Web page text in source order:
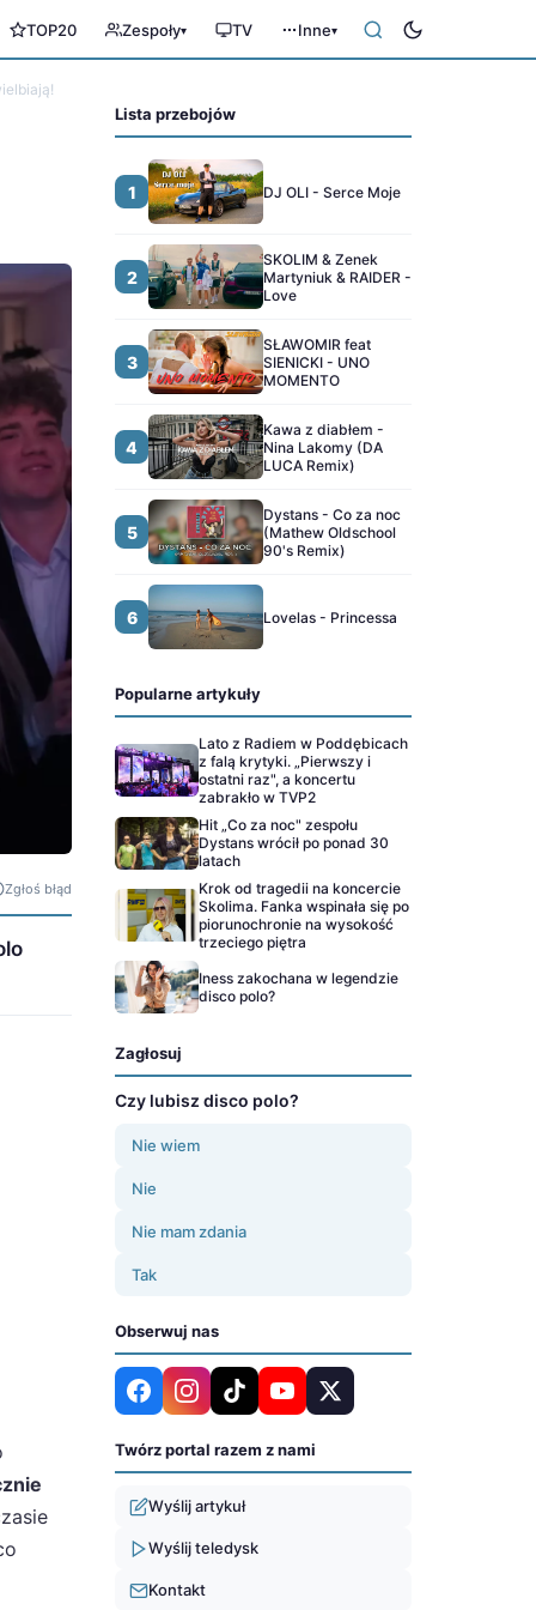
TOP20 Zespoły▾ TV Inne▾
Zgłoś błąd
Lista przebojów
1 DJ OLI - Serce Moje
2
SKOLIM & Zenek
Martyniuk & RAIDER -
Love
3
SŁAWOMIR feat
SIENICKI - UNO
MOMENTO
4
Kawa z diabłem -
Nina Lakomy (DA
LUCA Remix)
5
Dystans - Co za noc
(Mathew Oldschool
90's Remix)
6 Lovelas - Princessa
Popularne artykuły
Lato z Radiem w Poddębicach
z falą krytyki. „Pierwszy i
ostatni raz", a koncertu
zabrakło w TVP2
Hit „Co za noc" zespołu
Dystans wrócił po ponad 30
latach
Krok od tragedii na koncercie
Skolima. Fanka wspinała się po
piorunochronie na wysokość
trzeciego piętra
Iness zakochana w legendzie
disco polo?
Zagłosuj
Czy lubisz disco polo?
Nie wiem
Nie
Nie mam zdania
Tak
Obserwuj nas
Twórz portal razem z nami
Wyślij artykuł
Wyślij teledysk
Kontakt